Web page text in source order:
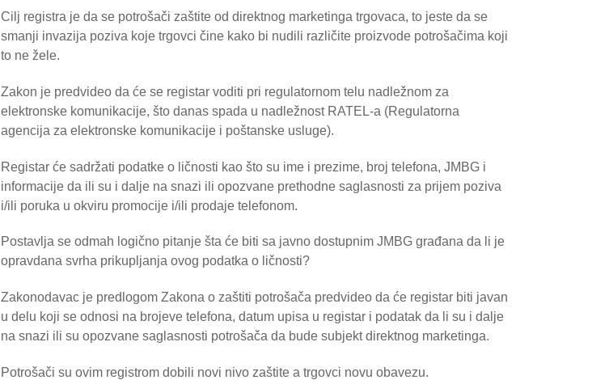
Cilj registra je da se potrošači zaštite od direktnog marketinga trgovaca, to jeste da se
smanji invazija poziva koje trgovci čine kako bi nudili različite proizvode potrošačima koji
to ne žele.
Zakon je predvideo da će se registar voditi pri regulatornom telu nadležnom za
elektronske komunikacije, što danas spada u nadležnost RATEL-a (Regulatorna
agencija za elektronske komunikacije i poštanske usluge).
Registar će sadržati podatke o ličnosti kao što su ime i prezime, broj telefona, JMBG i
informacije da ili su i dalje na snazi ili opozvane prethodne saglasnosti za prijem poziva
i/ili poruka u okviru promocije i/ili prodaje telefonom.
Postavlja se odmah logično pitanje šta će biti sa javno dostupnim JMBG građana da li je
opravdana svrha prikupljanja ovog podatka o ličnosti?
Zakonodavac je predlogom Zakona o zaštiti potrošača predvideo da će registar biti javan
u delu koji se odnosi na brojeve telefona, datum upisa u registar i podatak da li su i dalje
na snazi ili su opozvane saglasnosti potrošača da bude subjekt direktnog marketinga.
Potrošači su ovim registrom dobili novi nivo zaštite a trgovci novu obavezu.